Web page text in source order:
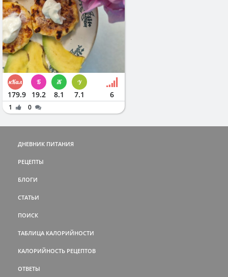
179.9 19.2 8.1 7.1 6
1 0
ДНЕВНИК ПИТАНИЯ
РЕЦЕПТЫ
БЛОГИ
СТАТЬИ
ПОИСК
ТАБЛИЦА КАЛОРИЙНОСТИ
КАЛОРИЙНОСТЬ РЕЦЕПТОВ
ОТВЕТЫ